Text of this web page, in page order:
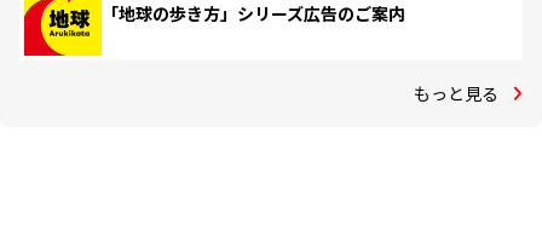
「地球の歩き方」シリーズ広告のご案内
もっと見る